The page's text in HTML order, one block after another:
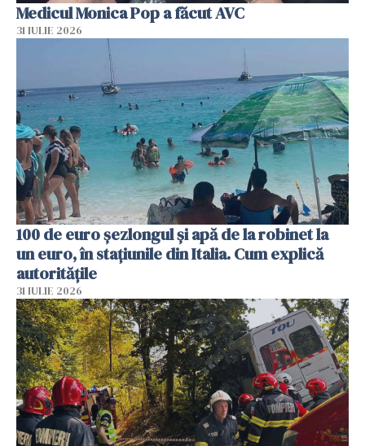
Medicul Monica Pop a făcut AVC
31 IULIE 2026
100 de euro șezlongul și apă de la robinet la
un euro, în stațiunile din Italia. Cum explică
autoritățile
31 IULIE 2026